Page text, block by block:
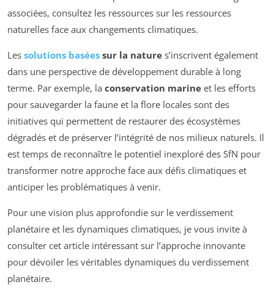
associées, consultez les ressources sur les ressources
naturelles face aux changements climatiques.
Les solutions basées sur la nature s’inscrivent également
dans une perspective de développement durable à long
terme. Par exemple, la conservation marine et les efforts
pour sauvegarder la faune et la flore locales sont des
initiatives qui permettent de restaurer des écosystèmes
dégradés et de préserver l’intégrité de nos milieux naturels. Il
est temps de reconnaître le potentiel inexploré des SfN pour
transformer notre approche face aux défis climatiques et
anticiper les problématiques à venir.
Pour une vision plus approfondie sur le verdissement
planétaire et les dynamiques climatiques, je vous invite à
consulter cet article intéressant sur l’approche innovante
pour dévoiler les véritables dynamiques du verdissement
planétaire.